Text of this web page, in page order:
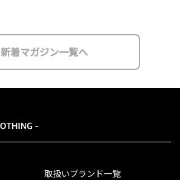
新着マガジン一覧へ
取扱いブランド一覧